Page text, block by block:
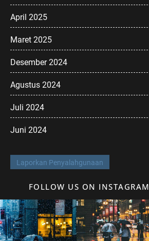
April 2025
Maret 2025
Desember 2024
Agustus 2024
Juli 2024
Juni 2024
Laporkan Penyalahgunaan
FOLLOW US ON INSTAGRAM